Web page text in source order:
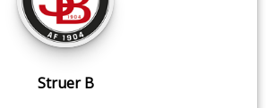
Struer B